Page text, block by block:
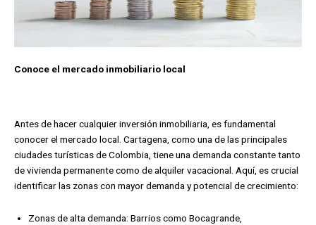
Conoce el mercado inmobiliario local
Antes de hacer cualquier inversión inmobiliaria, es fundamental
conocer el mercado local. Cartagena, como una de las principales
ciudades turísticas de Colombia, tiene una demanda constante tanto
de vivienda permanente como de alquiler vacacional. Aquí, es crucial
identificar las zonas con mayor demanda y potencial de crecimiento:
Zonas de alta demanda: Barrios como Bocagrande,